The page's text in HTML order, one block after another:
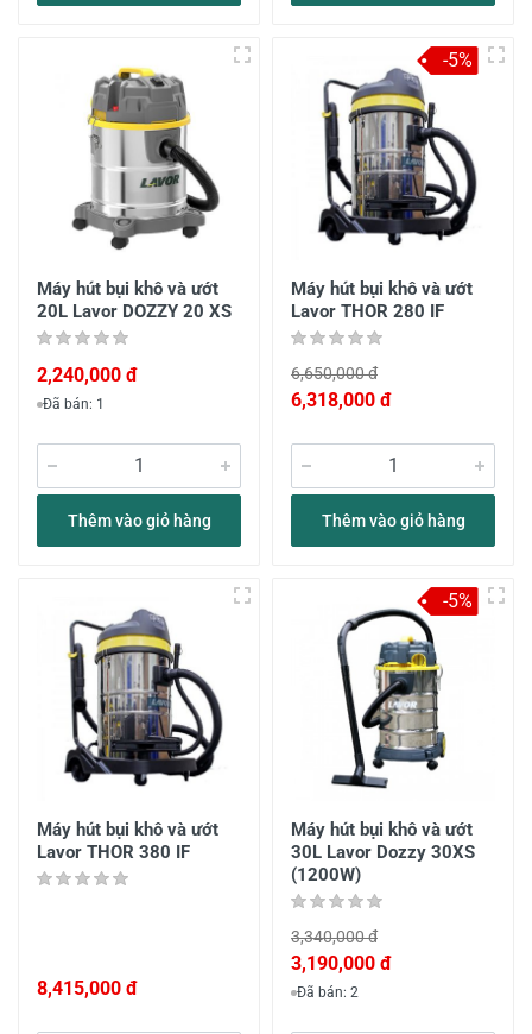
Máy hút bụi khô và ướt
20L Lavor DOZZY 20 XS
2,240,000 đ
Đã bán: 1
Thêm vào giỏ hàng
Máy hút bụi khô và ướt
Lavor THOR 280 IF
6,650,000 đ
6,318,000 đ
Thêm vào giỏ hàng
-5%
Máy hút bụi khô và ướt
Lavor THOR 380 IF
8,415,000 đ
Máy hút bụi khô và ướt
30L Lavor Dozzy 30XS
(1200W)
3,340,000 đ
3,190,000 đ
Đã bán: 2
-5%